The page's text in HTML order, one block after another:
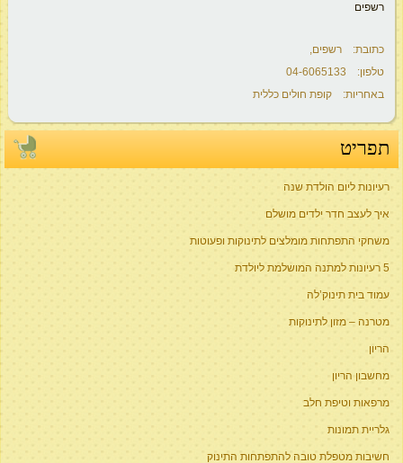
רשפים
כתובת: רשפים,
טלפון: 04-6065133
באחריות: קופת חולים כללית
תפריט
רעיונות ליום הולדת שנה
איך לעצב חדר ילדים מושלם
משחקי התפתחות מומלצים לתינוקות ופעוטות
5 רעיונות למתנה המושלמת ליולדת
עמוד בית תינוק’לה
מטרנה – מזון לתינוקות
הריון
מחשבון הריון
מרפאות וטיפת חלב
גלריית תמונות
חשיבות מטפלת טובה להתפתחות התינוק